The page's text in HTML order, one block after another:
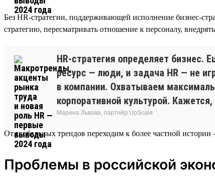
Без HR-стратегии, поддерживающей исполнение бизнес-
стратегию, пересматривать отношение к персоналу,
HR-стратегия определяет
ресурс — люди, и задача HR — не
в компании. Охватываем
корпоративной культурой.
Марина Львова, партнёр UpScale
От глобальных трендов переходим к более частной
Проблемы в российской